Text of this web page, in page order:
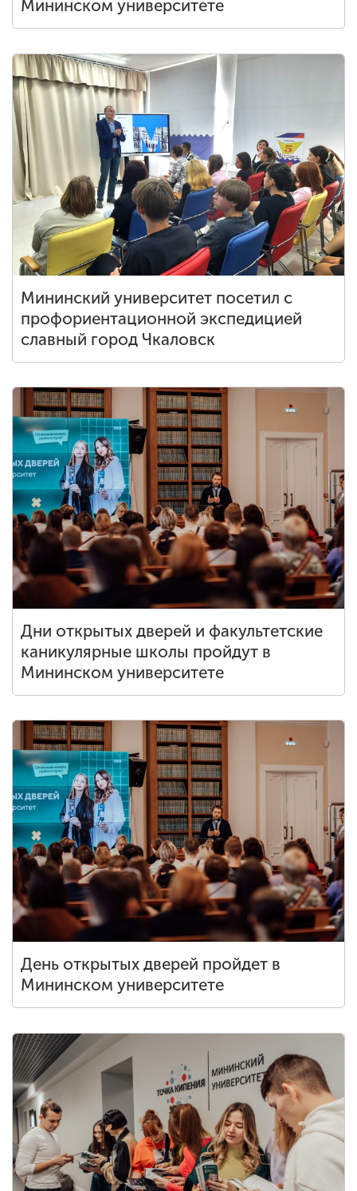
Мининском университете
Мининский университет посетил с
профориентационной экспедицией
славный город Чкаловск
Дни открытых дверей и факультетские
каникулярные школы пройдут в
Мининском университете
День открытых дверей пройдет в
Мининском университете